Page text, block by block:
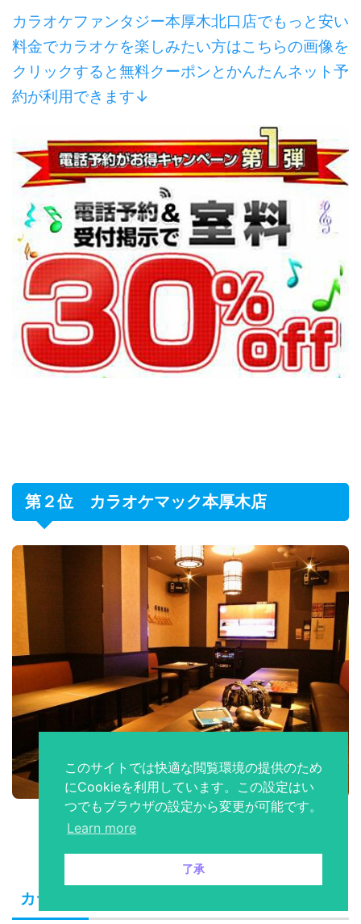
カラオケファンタジー本厚木北口店でもっと安い
料金でカラオケを楽しみたい方はこちらの画像を
クリックすると無料クーポンとかんたんネット予
約が利用できます↓
第２位 カラオケマック本厚木店
カラオケマック本厚木店の詳細
このサイトでは快適な閲覧環境の提供のため
にCookieを利用しています。この設定はい
つでもブラウザの設定から変更が可能です。
Learn more
了承